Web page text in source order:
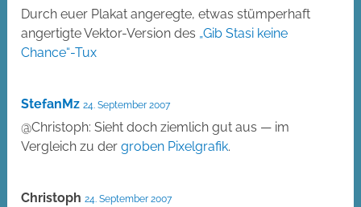
Durch euer Plakat angeregte, etwas stümperhaft
angertigte Vektor-Version des „Gib Stasi keine
Chance“-Tux
StefanMz 24. September 2007
@Christoph: Sieht doch ziemlich gut aus — im
Vergleich zu dergroben Pixelgrafik.
Christoph 24. September 2007